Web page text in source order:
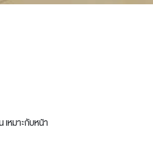
หมาะกับหน้า